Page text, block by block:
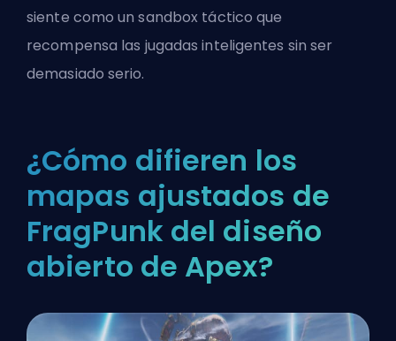
siente como un sandbox táctico que
recompensa las jugadas inteligentes sin ser
demasiado serio.
¿Cómo difieren los
mapas ajustados de
FragPunk del diseño
abierto de Apex?